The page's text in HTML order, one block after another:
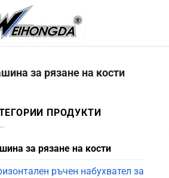
за рязане на кости
ПРОДУКТИ
за рязане на кости
ръчен набухвател за